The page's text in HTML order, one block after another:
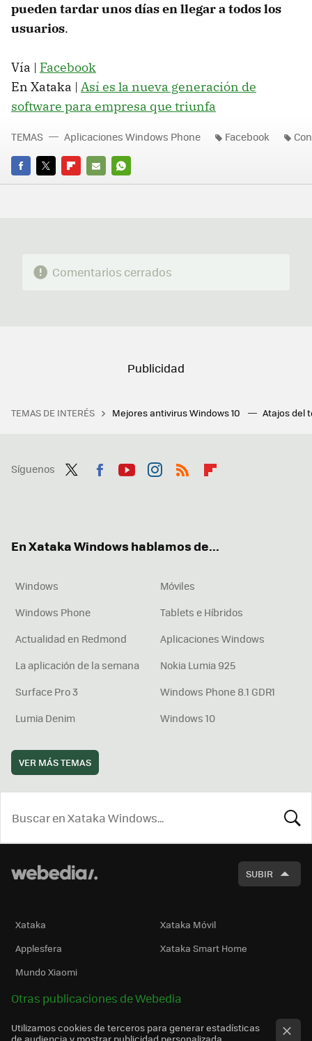
pueden tardar unos días en llegar a todos los
usuarios.
Vía | Facebook
En Xataka | Así es la nueva generación de
software para empresa que triunfa
FACEBOOK
TWITTERFLIPBOARD
E-
WHATSAPP
TEMAS Aplicaciones Windows Phone Facebook
Comentarios cerrados
TEMAS DE INTERÉS Mejores antivirus Windows 10 Atajos del
Síguenos
En Xataka Windows hablamos de...
Windows
Móviles
Windows Phone
Tablets e Híbridos
Actualidad en Redmond
Aplicaciones Windows
La aplicación de la semana
Nokia Lumia 925
Surface Pro 3
Windows Phone 8.1 GDR1
Lumia Denim
Windows 10
VER MÁS TEMAS
SUBIR
Xataka
Xataka Móvil
Applesfera
Xataka Smart Home
Mundo Xiaomi
Otras publicaciones de Webedia
Utilizamos cookies de terceros para generar estadísticas